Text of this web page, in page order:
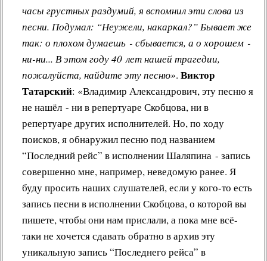
часы грустных раздумий, я вспомнил эти слова из
песни. Подумал: “Неужели, накаркал?” Бывает же
так: о плохом думаешь - сбывается, а о хорошем -
ни-ни... В этом году 40 лет нашей трагедии,
пожалуйста, найдите эту песню». Виктор
Татарский: «Владимир Александрович, эту песню я
не нашёл - ни в репертуаре Скобцова, ни в
репертуаре других исполнителей. Но, по ходу
поисков, я обнаружил песню под названием
“Последний рейс” в исполнении Шаляпина - запись
совершенно мне, например, неведомую ранее. Я
буду просить наших слушателей, если у кого-то есть
запись песни в исполнении Скобцова, о которой вы
пишете, чтобы они нам прислали, а пока мне всё-
таки не хочется сдавать обратно в архив эту
уникальную запись “Последнего рейса” в